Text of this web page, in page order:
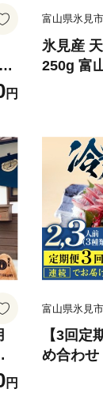
円
富山県氷見市
氷見産
250g 富
ア
円
富山県氷見市
【3回定
め合わせ